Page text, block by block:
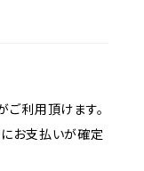
ご利用頂けます。
お支払いが確定